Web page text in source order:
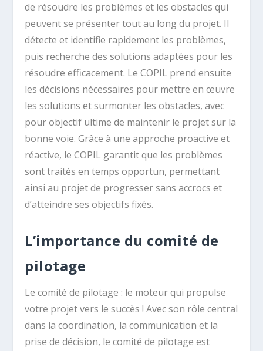
de résoudre les problèmes et les obstacles qui
peuvent se présenter tout au long du projet. Il
détecte et identifie rapidement les problèmes,
puis recherche des solutions adaptées pour les
résoudre efficacement. Le COPIL prend ensuite
les décisions nécessaires pour mettre en œuvre
les solutions et surmonter les obstacles, avec
pour objectif ultime de maintenir le projet sur la
bonne voie. Grâce à une approche proactive et
réactive, le COPIL garantit que les problèmes
sont traités en temps opportun, permettant
ainsi au projet de progresser sans accrocs et
d’atteindre ses objectifs fixés.
L’importance du comité de
pilotage
Le comité de pilotage : le moteur qui propulse
votre projet vers le succès ! Avec son rôle central
dans la coordination, la communication et la
prise de décision, le comité de pilotage est